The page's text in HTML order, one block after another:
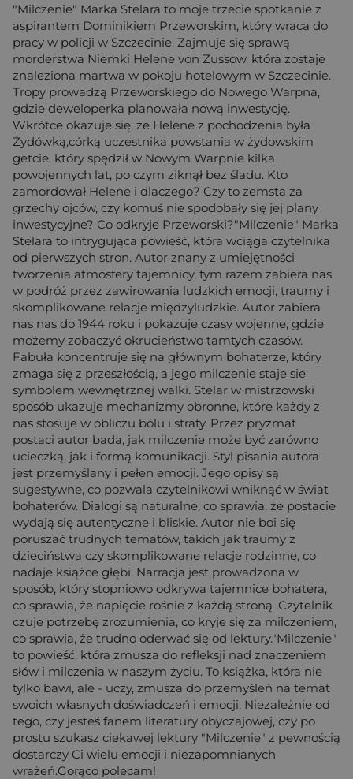
"Milczenie" Marka Stelara to moje trzecie spotkanie z
aspirantem Dominikiem Przeworskim, który wraca do
pracy w policji w Szczecinie. Zajmuje się sprawą
morderstwa Niemki Helene von Zussow, która zostaje
znaleziona martwa w pokoju hotelowym w Szczecinie.
Tropy prowadzą Przeworskiego do Nowego Warpna,
gdzie deweloperka planowała nową inwestycję.
Wkrótce okazuje się, że Helene z pochodzenia była
Żydówką,córką uczestnika powstania w żydowskim
getcie, który spędził w Nowym Warpnie kilka
powojennych lat, po czym ziknął bez śladu. Kto
zamordował Helene i dlaczego? Czy to zemsta za
grzechy ojców, czy komuś nie spodobały się jej plany
inwestycyjne? Co odkryje Przeworski?"Milczenie" Marka
Stelara to intrygująca powieść, która wciąga czytelnika
od pierwszych stron. Autor znany z umiejętności
tworzenia atmosfery tajemnicy, tym razem zabiera nas
w podróż przez zawirowania ludzkich emocji, traumy i
skomplikowane relacje międzyludzkie. Autor zabiera
nas nas do 1944 roku i pokazuje czasy wojenne, gdzie
możemy zobaczyć okrucieństwo tamtych czasów.
Fabuła koncentruje się na głównym bohaterze, który
zmaga się z przeszłością, a jego milczenie staje sie
symbolem wewnętrznej walki. Stelar w mistrzowski
sposób ukazuje mechanizmy obronne, które każdy z
nas stosuje w obliczu bólu i straty. Przez pryzmat
postaci autor bada, jak milczenie może być zarówno
ucieczką, jak i formą komunikacji. Styl pisania autora
jest przemyślany i pełen emocji. Jego opisy są
sugestywne, co pozwala czytelnikowi wniknąć w świat
bohaterów. Dialogi są naturalne, co sprawia, że postacie
wydają się autentyczne i bliskie. Autor nie boi się
poruszać trudnych tematów, takich jak traumy z
dzieciństwa czy skomplikowane relacje rodzinne, co
nadaje książce głębi. Narracja jest prowadzona w
sposób, który stopniowo odkrywa tajemnice bohatera,
co sprawia, że napięcie rośnie z każdą stroną .Czytelnik
czuje potrzebę zrozumienia, co kryje się za milczeniem,
co sprawia, że trudno oderwać się od lektury."Milczenie"
to powieść, która zmusza do refleksji nad znaczeniem
słów i milczenia w naszym życiu. To książka, która nie
tylko bawi, ale - uczy, zmusza do przemyśleń na temat
swoich własnych doświadczeń i emocji. Niezależnie od
tego, czy jesteś fanem literatury obyczajowej, czy po
prostu szukasz ciekawej lektury "Milczenie" z pewnością
dostarczy Ci wielu emocji i niezapomnianych
wrażeń.Gorąco polecam!